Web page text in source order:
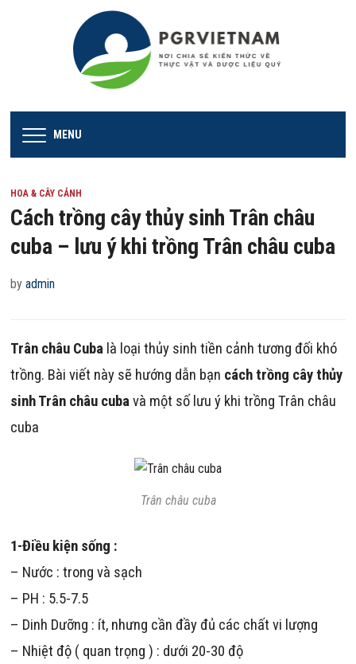
MENU
HOA & CÂY CẢNH
Cách trồng cây thủy sinh Trân châu
cuba – lưu ý khi trồng Trân châu cuba
byadmin
Trân châu Cuba là loại thủy sinh tiền cảnh tương đối khó
trồng. Bài viết này sẽ hướng dẫn bạn cách trồng cây thủy
sinh Trân châu cubavà một số lưu ý khi trồng Trân châu
cuba
Trân châu cuba
1-Điều kiện sống :
– Nước : trong và sạch
– PH : 5.5-7.5
– Dinh Dưỡng : ít, nhưng cần đầy đủ các chất vi lượng
– Nhiệt độ ( quan trọng ) : dưới 20-30 độ